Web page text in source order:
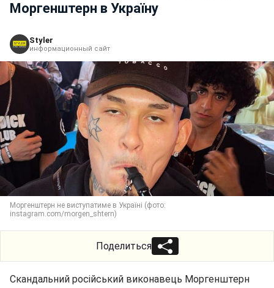
Моргенштерн в Україну
Styler
информационный сайт
Моргенштерн не виступатиме в Україні (фото:
instagram.com/morgen_shtern)
Поделиться
Скандальний російський виконавець Моргенштерн